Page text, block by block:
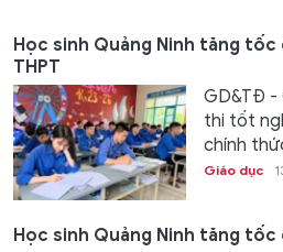
Học sinh Quảng Ninh tăng
THPT
GD&TĐ -
thi tốt
chính
Giáo dục
Học sinh Quảng Ninh tăng tốc